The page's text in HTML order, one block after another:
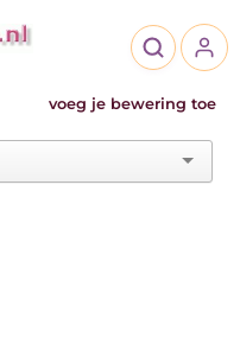
voeg je bewering toe